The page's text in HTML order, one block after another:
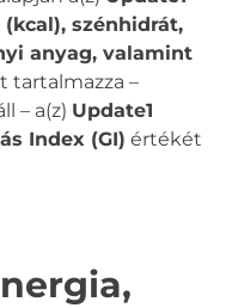
szénhidrát,
anyag, valamint
tartalmazza –
– a(z) Update1
Index (GI) értékét